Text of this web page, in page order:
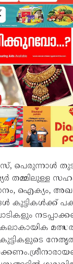
പെരുന്നാൾ
തമ്മിലുള്ള
ഐക്യം,
കുട്ടികൾക്ക്